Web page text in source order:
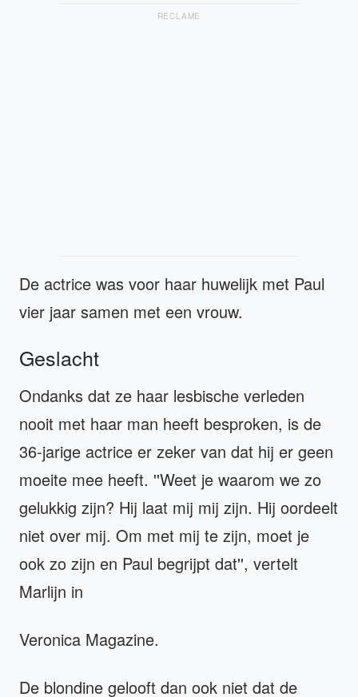
RECLAME
De actrice was voor haar huwelijk met Paul
vier jaar samen met een vrouw.
Geslacht
Ondanks dat ze haar lesbische verleden
nooit met haar man heeft besproken, is de
36-jarige actrice er zeker van dat hij er geen
moeite mee heeft. ''Weet je waarom we zo
gelukkig zijn? Hij laat mij mij zijn. Hij oordeelt
niet over mij. Om met mij te zijn, moet je
ook zo zijn en Paul begrijpt dat'', vertelt
Marlijn in
Veronica Magazine.
De blondine gelooft dan ook niet dat de